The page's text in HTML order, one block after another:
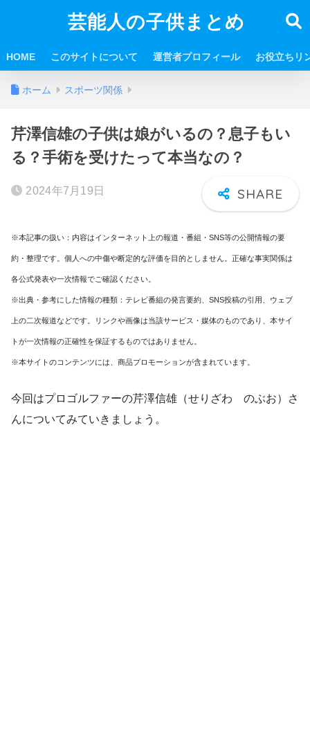
芸能人の子供まとめ
HOME このサイトについて 運営者プロフィール お役立ちリ
ホーム スポーツ関係
芹澤信雄の子供は娘がいるの？息子もい
る？手術を受けたって本当なの？
2024年7月19日
※本記事の扱い：内容はインターネット上の報道・番組・SNS等の公開情報の要
約・整理です。個人への中傷や断定的な評価を目的としません。正確な事実関係は
各公式発表や一次情報でご確認ください。
※出典・参考にした情報の種類：テレビ番組の発言要約、SNS投稿の引用、ウェブ
上の二次報道などです。リンクや画像は当該サービス・媒体のものであり、本サイ
トが一次情報の正確性を保証するものではありません。
※本サイトのコンテンツには、商品プロモーションが含まれています。
今回はプロゴルファーの芹澤信雄（せりざわ のぶお）さ
んについてみていきましょう。